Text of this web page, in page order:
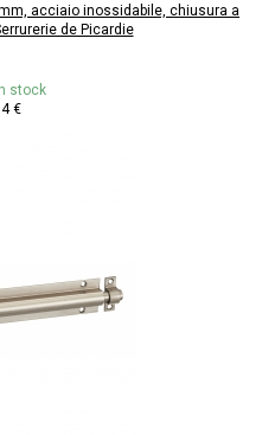
acciaio inossidabile, chiusura a
de Picardie
stock
€